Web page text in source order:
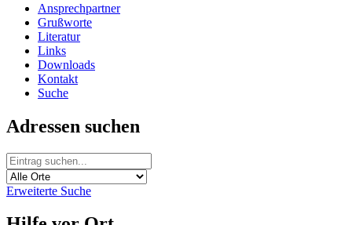
Ansprechpartner
Grußworte
Literatur
Links
Downloads
Kontakt
Suche
Adressen suchen
Erweiterte Suche